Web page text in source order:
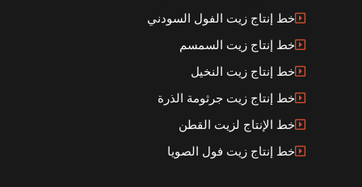
خط إنتاج زيت الفول السودني
خط إنتاج زيت السمسم
خط إنتاج زيت النخيل
خط إنتاج زيت جرثومة الذرة
خط الإنتاج لزيت القطن
خط إنتاج زيت فول الصويا